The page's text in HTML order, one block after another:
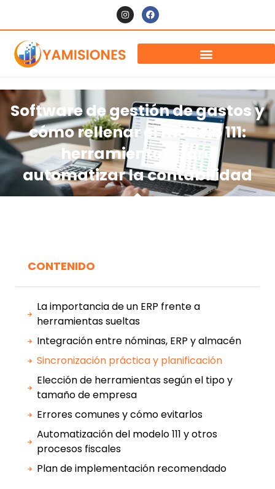
Software de gestión de gastos y
cómo rellenar el modelo 111:
herramientas para
automatizar la contabilidad
CONTENIDO
La importancia de un ERP frente a
herramientas sueltas
Integración entre nóminas, ERP y almacén
Sincronización práctica y planificación
Elección de herramientas según el tipo y
tamaño de empresa
Errores comunes y cómo evitarlos
Automatización del modelo 111 y otros
procesos fiscales
Plan de implementación recomendado